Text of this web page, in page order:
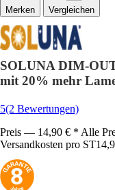
Vergleichen
SOLUNA DIM-
mit 20% mehr
5(2 Bewertungen)
Preis — 14,90 € * Alle
Versandkosten pro ST